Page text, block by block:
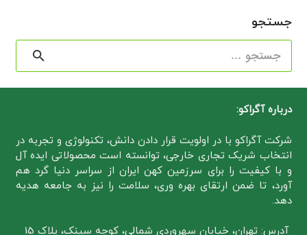
جستجو
جستجو
برای:
درباره آگراکو:
شرکت آگراکو با در اولویت قرار دادن دانش، تکنولوژی و تجربه در
انتخاب شریک تجاری خارجی، توانسته است محصولاتی ایده آل
و با کیفیت را برای سرزمین کهن ایران از سراسر دنیا گرد هم
آورد، تا ضمن ارتقای بهره وری، سلامت را نیز به جامعه هدیه
دهد.
آدرس: تهران، خیابان سهروردی شمالی، کوچه سینک، پلاک 15